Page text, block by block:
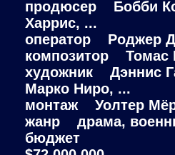
продюсер Бобби
Харрис, ...
оператор Роджер
композитор Томас
художник Дэннис
Марко Ниро, ...
монтаж Уолтер
жанр драма,
бюджет